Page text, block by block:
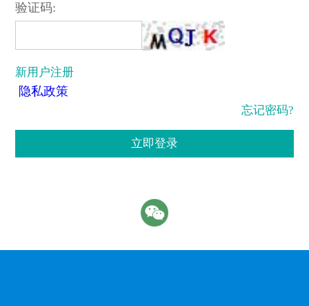
验证码:
新用户注册
隐私政策
忘记密码?
立即登录